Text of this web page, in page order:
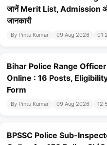
जानें Merit List, Admission
जानकारी
By Pintu Kumar 09 Aug 2026
Bihar Police Range
Online : 16 Posts,
Form
By Pintu Kumar 09 Aug 2026
BPSSC Police Sub-